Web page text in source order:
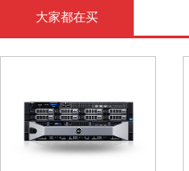
大家都在买